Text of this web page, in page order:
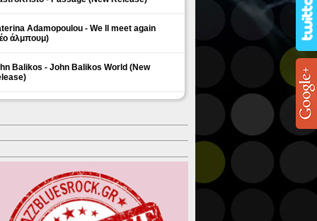
Adamopoulou - We ll meet again
άλμπουμ)
Balikos - John Balikos World (New